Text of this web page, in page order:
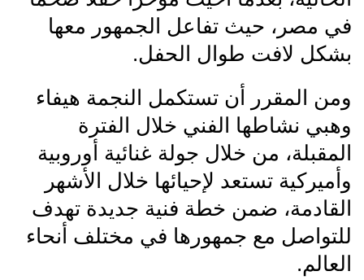
في مصر، حيث تفاعل الجمهور معها
بشكل لافت طوال الحفل.
ومن المقرر أن تستكمل النجمة هيفاء
وهبي نشاطها الفني خلال الفترة
المقبلة، من خلال جولة غنائية أوروبية
وأميركية تستعد لإحيائها خلال الأشهر
القادمة، ضمن خطة فنية جديدة تهدف
للتواصل مع جمهورها في مختلف أنحاء
العالم.